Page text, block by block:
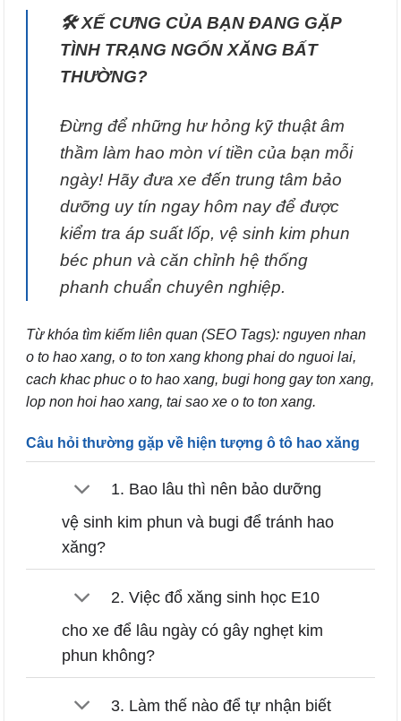
🛠️ XẾ CƯNG CỦA BẠN ĐANG GẶP
TÌNH TRẠNG NGỐN XĂNG BẤT
THƯỜNG?
Đừng để những hư hỏng kỹ thuật âm
thầm làm hao mòn ví tiền của bạn mỗi
ngày! Hãy đưa xe đến trung tâm bảo
dưỡng uy tín ngay hôm nay để được
kiểm tra áp suất lốp, vệ sinh kim phun
béc phun và căn chỉnh hệ thống
phanh chuẩn chuyên nghiệp.
Từ khóa tìm kiếm liên quan (SEO Tags): nguyen nhan
o to hao xang, o to ton xang khong phai do nguoi lai,
cach khac phuc o to hao xang, bugi hong gay ton xang,
lop non hoi hao xang, tai sao xe o to ton xang.
Câu hỏi thường gặp về hiện tượng ô tô hao xăng
1. Bao lâu thì nên bảo dưỡng
vệ sinh kim phun và bugi để tránh hao
xăng?
2. Việc đổ xăng sinh học E10
cho xe để lâu ngày có gây nghẹt kim
phun không?
3. Làm thế nào để tự nhận biết